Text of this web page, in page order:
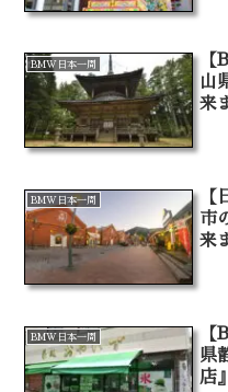
BMW日本一周
山
来
BMW日本一周
市
来
BMW日本一周
県
店